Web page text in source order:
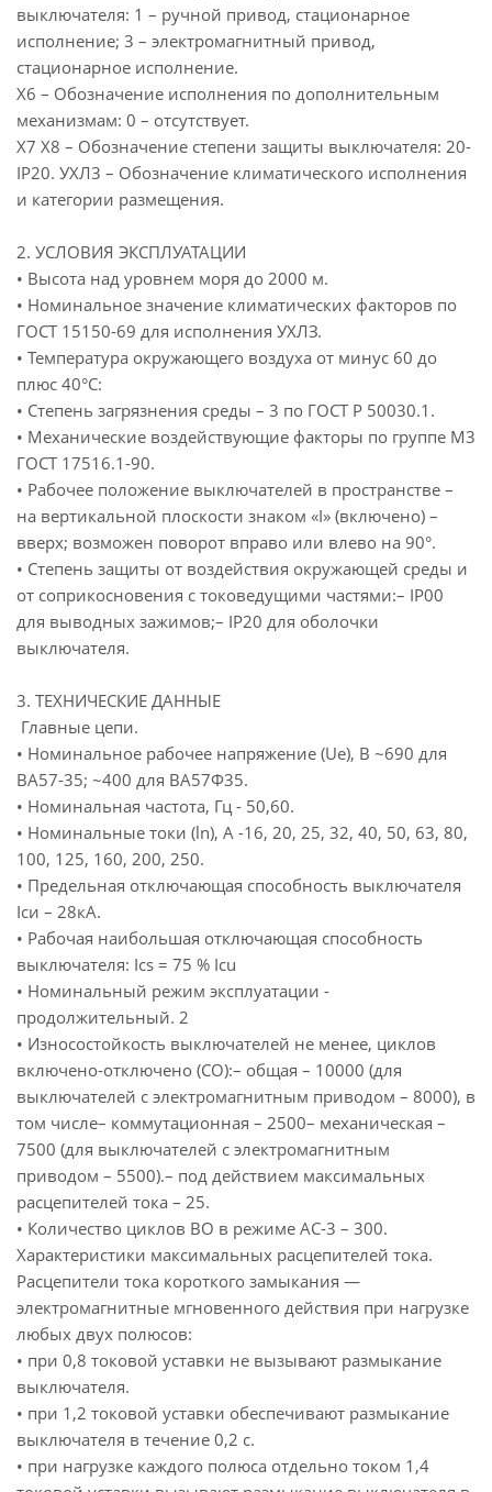
выключателя: 1 – ручной привод, стационарное
исполнение; 3 – электромагнитный привод,
стационарное исполнение.
Х6 – Обозначение исполнения по дополнительным
механизмам: 0 – отсутствует.
Х7 Х8 – Обозначение степени защиты выключателя: 20-
IP20. УХЛ3 – Обозначение климатического исполнения
и категории размещения.
2. УСЛОВИЯ ЭКСПЛУАТАЦИИ
• Высота над уровнем моря до 2000 м.
• Номинальное значение климатических факторов по
ГОСТ 15150-69 для исполнения УХЛЗ.
• Температура окружающего воздуха от минус 60 до
плюс 40°С:
• Степень загрязнения среды – 3 по ГОСТ Р 50030.1.
• Механические воздействующие факторы по группе М3
ГОСТ 17516.1-90.
• Рабочее положение выключателей в пространстве –
на вертикальной плоскости знаком «I» (включено) –
вверх; возможен поворот вправо или влево на 90°.
• Степень защиты от воздействия окружающей среды и
от соприкосновения с токоведущими частями:– IР00
для выводных зажимов;– IP20 для оболочки
выключателя.
3. ТЕХНИЧЕСКИЕ ДАННЫЕ
Главные цепи.
• Номинальное рабочее напряжение (Ue), В ~690 для
ВА57-35; ~400 для ВА57Ф35.
• Номинальная частота, Гц - 50,60.
• Номинальные токи (ln), А -16, 20, 25, 32, 40, 50, 63, 80,
100, 125, 160, 200, 250.
• Предельная отключающая способность выключателя
Iси – 28кА.
• Рабочая наибольшая отключающая способность
выключателя: Ics = 75 % Icu
• Номинальный режим эксплуатации -
продолжительный. 2
• Износостойкость выключателей не менее, циклов
включено-отключено (СО):– общая – 10000 (для
выключателей с электромагнитным приводом – 8000), в
том числе– коммутационная – 2500– механическая –
7500 (для выключателей с электромагнитным
приводом – 5500).– под действием максимальных
расцепителей тока – 25.
• Количество циклов ВО в режиме АС-3 – 300.
Характеристики максимальных расцепителей тока.
Расцепители тока короткого замыкания —
электромагнитные мгновенного действия при нагрузке
любых двух полюсов:
• при 0,8 токовой уставки не вызывают размыкание
выключателя.
• при 1,2 токовой уставки обеспечивают размыкание
выключателя в течение 0,2 с.
• при нагрузке каждого полюса отдельно током 1,4